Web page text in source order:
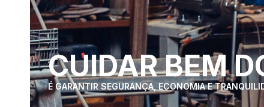
CUIDAR BEM
É GARANTIR SEGURANÇA, ECONOMIA E